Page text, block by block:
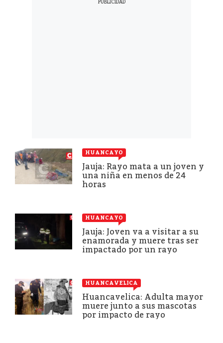
HUANCAYO
Jauja: Rayo mata a un joven y
una niña en menos de 24
horas
HUANCAYO
Jauja: Joven va a visitar a su
enamorada y muere tras ser
impactado por un rayo
HUANCAVELICA
Huancavelica: Adulta mayor
muere junto a sus mascotas
por impacto de rayo